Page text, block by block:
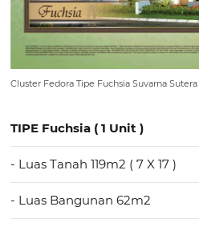
Cluster Fedora Tipe Fuchsia Suvarna Sutera
TIPE Fuchsia ( 1 Unit )
- Luas Tanah 119m2 ( 7 X 17 )
- Luas Bangunan 62m2